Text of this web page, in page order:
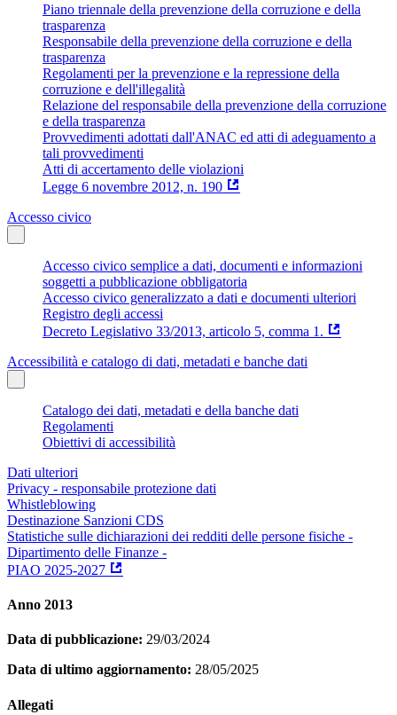
Piano triennale della prevenzione della corruzione e della
trasparenza
Responsabile della prevenzione della corruzione e della
trasparenza
Regolamenti per la prevenzione e la repressione della
corruzione e dell'illegalità
Relazione del responsabile della prevenzione della corruzione
e della trasparenza
Provvedimenti adottati dall'ANAC ed atti di adeguamento a
tali provvedimenti
Atti di accertamento delle violazioni
Legge 6 novembre 2012, n. 190
Accesso civico
Accesso civico semplice a dati, documenti e informazioni
soggetti a pubblicazione obbligatoria
Accesso civico generalizzato a dati e documenti ulteriori
Registro degli accessi
Decreto Legislativo 33/2013, articolo 5, comma 1.
Accessibilità e catalogo di dati, metadati e banche dati
Catalogo dei dati, metadati e della banche dati
Regolamenti
Obiettivi di accessibilità
Dati ulteriori
Privacy - responsabile protezione dati
Whistleblowing
Destinazione Sanzioni CDS
Statistiche sulle dichiarazioni dei redditi delle persone fisiche -
Dipartimento delle Finanze -
PIAO 2025-2027
Anno 2013
Data di pubblicazione: 29/03/2024
Data di ultimo aggiornamento: 28/05/2025
Allegati